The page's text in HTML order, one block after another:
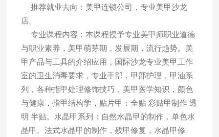
推荐就业去向：美甲连锁公司，专业美甲沙龙
店。
专业课程内容：本课程授予专业美甲师职业道德
与职业素养，美甲萌芽期，发展期，流行趋势。美
甲产品与工具的介绍应用，国际沙龙专业美甲工作
室的卫生消毒要求，专业手部，甲部护理，甲油系
列，各种指甲处理修饰技巧，美甲医学知识，颜色
与健康，指甲结构学，贴片甲：全贴 彩贴甲制作 透
明 半贴。水晶甲系列：自然水晶甲的制作，单色水
晶甲。法式水晶甲的制作，残甲修复，水晶甲修